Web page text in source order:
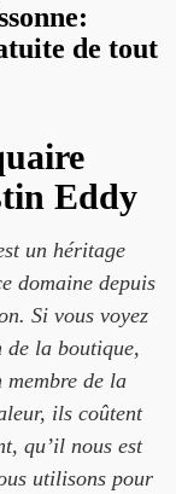
de tout
Eddy
un héritage
domaine depuis
Si vous voyez
de la boutique,
membre de la
ils coûtent
qu’il nous est
utilisons pour